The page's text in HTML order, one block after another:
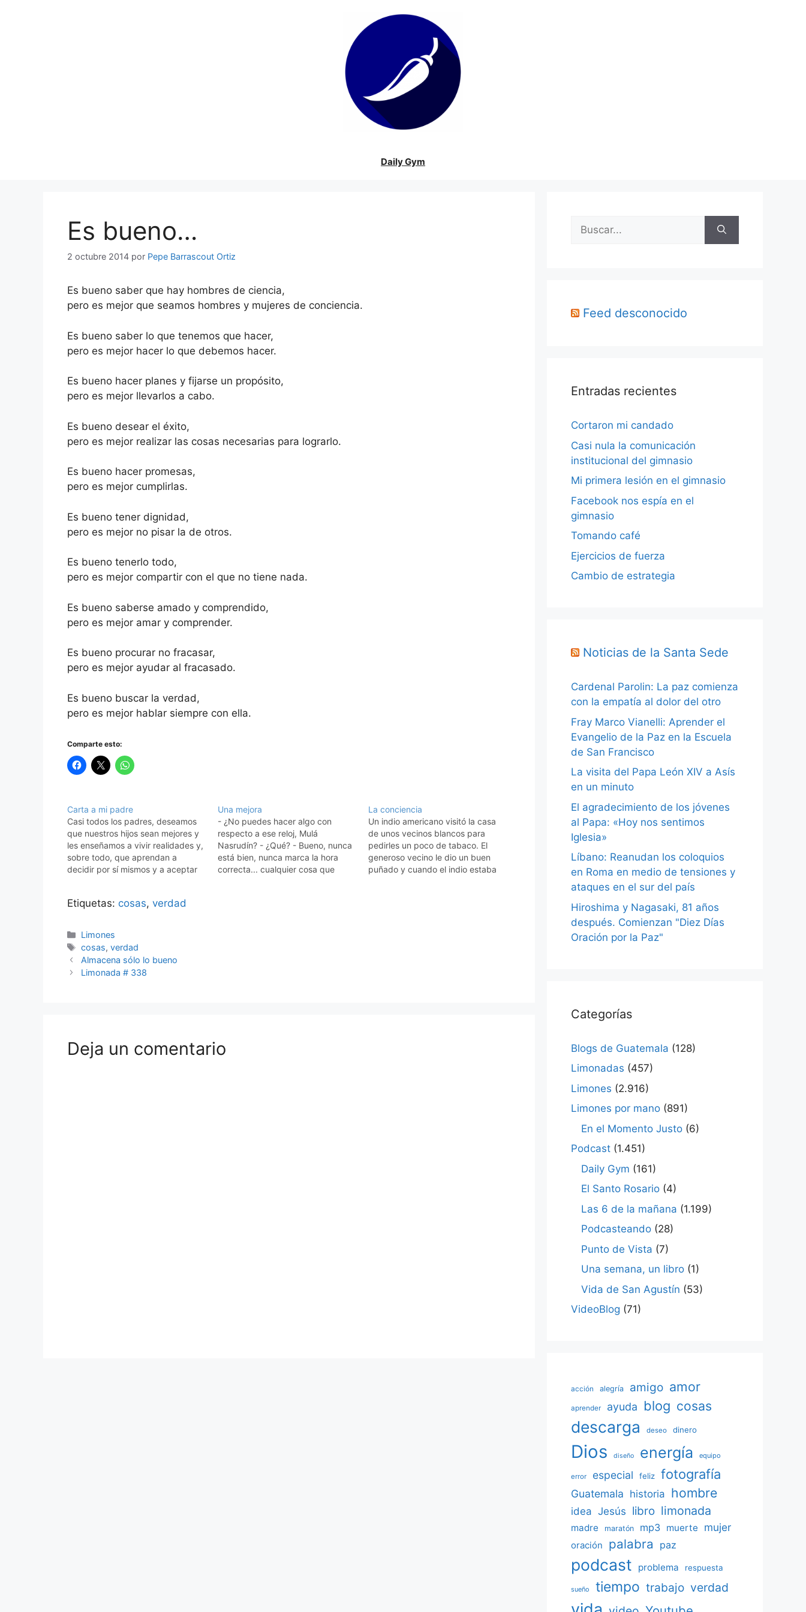
Daily Gym
Es bueno…
2 octubre 2014 por Pepe Barrascout Ortiz
Es bueno saber que hay hombres de ciencia,
pero es mejor que seamos hombres y mujeres de conciencia.
Es bueno saber lo que tenemos que hacer,
pero es mejor hacer lo que debemos hacer.
Es bueno hacer planes y fijarse un propósito,
pero es mejor llevarlos a cabo.
Es bueno desear el éxito,
pero es mejor realizar las cosas necesarias para lograrlo.
Es bueno hacer promesas,
pero es mejor cumplirlas.
Es bueno tener dignidad,
pero es mejor no pisar la de otros.
Es bueno tenerlo todo,
pero es mejor compartir con el que no tiene nada.
Es bueno saberse amado y comprendido,
pero es mejor amar y comprender.
Es bueno procurar no fracasar,
pero es mejor ayudar al fracasado.
Es bueno buscar la verdad,
pero es mejor hablar siempre con ella.
Comparte esto:
Carta a mi padre
Casi todos los padres, deseamos
que nuestros hijos sean mejores y
les enseñamos a vivir realidades y,
sobre todo, que aprendan a
decidir por sí mismos y a aceptar
lamenten que otros forjaron su
están…
Una mejora
- ¿No puedes hacer algo con
respecto a ese reloj, Mulá
Nasrudín? - ¿Qué? - Bueno, nunca
está bien, nunca marca la hora
correcta... cualquier cosa que
La conciencia
Un indio americano visitó la casa
de unos vecinos blancos para
pedirles un poco de tabaco. El
generoso vecino le dio un buen
puñado y cuando el indio estaba
Etiquetas: cosas, verdad
Categorías
Limones
Etiquetas
cosas,verdad
Almacena sólo lo bueno
Limonada # 338
Deja un comentario
Buscar:
Feed desconocido
Entradas recientes
Cortaron mi candado
Casi nula la comunicación
institucional del gimnasio
Mi primera lesión en el gimnasio
Facebook nos espía en el
gimnasio
Tomando café
Ejercicios de fuerza
Cambio de estrategia
Noticias de la Santa Sede
Cardenal Parolin: La paz comienza
con la empatía al dolor del otro
Fray Marco Vianelli: Aprender el
Evangelio de la Paz en la Escuela
de San Francisco
La visita del Papa León XIV a Asís
en un minuto
El agradecimiento de los jóvenes
al Papa: «Hoy nos sentimos
Iglesia»
Líbano: Reanudan los coloquios
en Roma en medio de tensiones y
ataques en el sur del país
Hiroshima y Nagasaki, 81 años
después. Comienzan "Diez Días
Oración por la Paz"
Categorías
Blogs de Guatemala (128)
Limonadas (457)
Limones (2.916)
Limones por mano (891)
En el Momento Justo (6)
Podcast (1.451)
Daily Gym (161)
El Santo Rosario (4)
Las 6 de la mañana (1.199)
Podcasteando (28)
Punto de Vista (7)
Una semana, un libro (1)
Vida de San Agustín (53)
VideoBlog (71)
acción alegría amigo amor
aprender ayuda blog cosas
descarga deseo dinero
Dios diseño energía equipo
error especial feliz fotografía
Guatemala historia hombre
idea Jesús libro limonada
madre maratón mp3 muerte mujer
oración palabra paz
podcast problema respuesta
sueño tiempo trabajo verdad